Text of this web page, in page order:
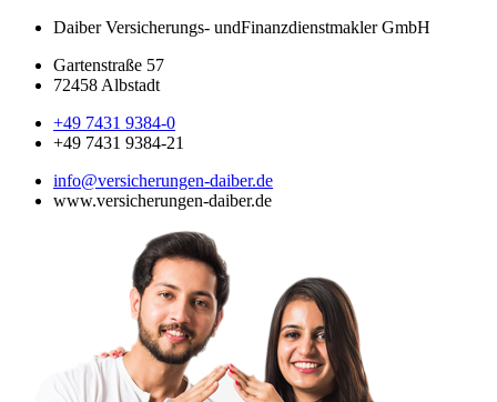
Daiber Versicherungs- undFinanzdienstmakler GmbH
Gartenstraße 57
72458 Albstadt
+49 7431 9384-0
+49 7431 9384-21
info@versicherungen-daiber.de
www.versicherungen-daiber.de